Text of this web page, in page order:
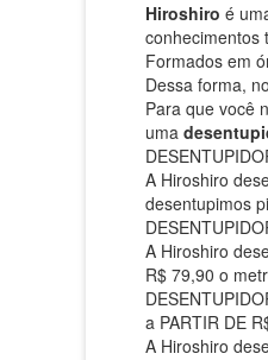
Hiroshiro é
conhecimentos
Formados em
Dessa forma,
Para que você
uma
A Hiroshiro
desentupimos
A Hiroshiro
R$ 79,90 o
a PARTIR DE
A Hiroshiro